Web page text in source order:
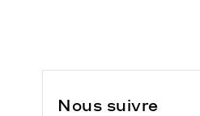
Nous suivre